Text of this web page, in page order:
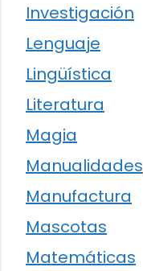
Investigación
Lenguaje
Lingüística
Literatura
Magia
Manualidades
Manufactura
Mascotas
Matemáticas